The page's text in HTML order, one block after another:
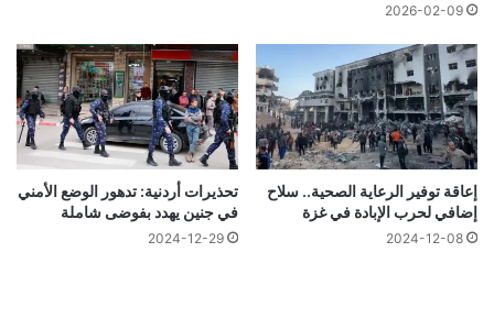
2026-02-09
إعاقة توفير الرعاية الصحية.. سلاح
إضافي لحرب الإبادة في غزة
2024-12-08
تحذيرات أردنية: تدهور الوضع الأمني
في جنين يهدد بفوضى شاملة
2024-12-29